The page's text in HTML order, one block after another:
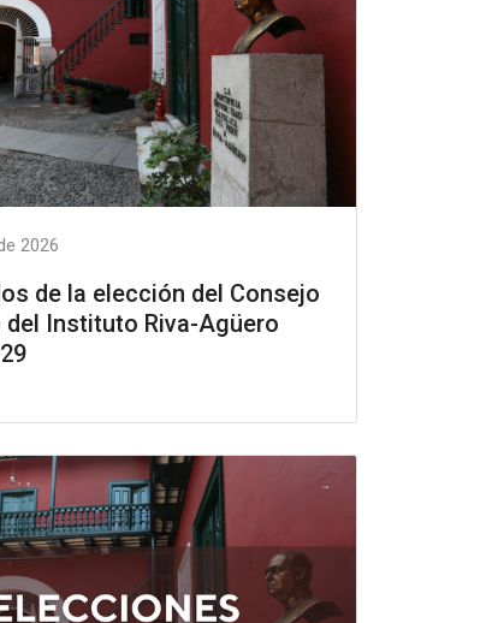
2026
de la elección del Consejo
Instituto Riva-Agüero